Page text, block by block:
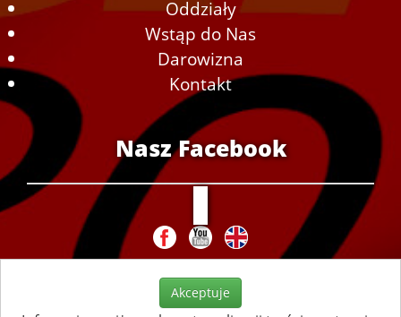
Oddziały
Wstąp do Nas
Darowizna
Kontakt
Nasz Facebook
Akceptuje